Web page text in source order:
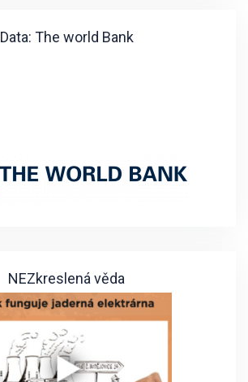
Data: The world Bank
NEZkreslená věda